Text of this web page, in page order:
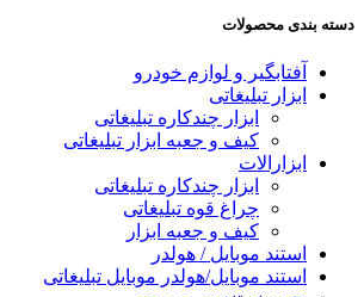
دسته بندی محصولات
آفتابگیر و لوازم خودرو
ابزار تبلیغاتی
ابزار چندکاره تبلیغاتی
کیف و جعبه ابزار تبلیغاتی
ابزارالات
ابزار چندکاره تبلیغاتی
چراغ قوه تبلیغاتی
کیف و جعبه ابزار
استند موبایل / هولدر
استند موبایل/هولدر موبایل تبلیغاتی